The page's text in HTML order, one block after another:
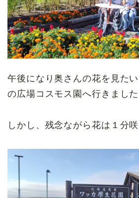
午後になり奥さんの花を見た
の広場コスモス園へ行きました
しかし、残念ながら花は１分咲